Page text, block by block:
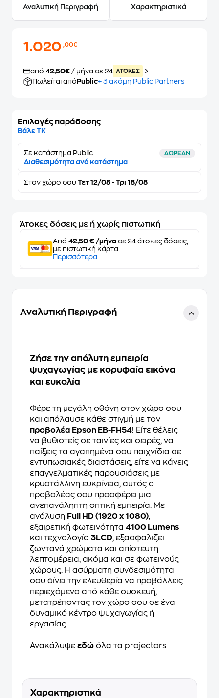
Αναλυτική Περιγραφή Χαρακτηριστικά
1.020,00€
από 42,50€ / μήνα σε 24 ATOKEΣ
Πωλείται από Public+ 3 ακόμη Public Partners
Επιλογές παράδοσης
Βάλε ΤΚ
Σε κατάστημα Public ΔΩΡΕΑΝ
Διαθεσιμότητα ανά κατάστημα
Στον χώρο σου Τετ 12/08 - Τρι 18/08
Άτοκες δόσεις με ή χωρίς πιστωτική
Από 42,50 € /μήνα σε 24 άτοκες δόσεις,
με πιστωτική κάρτα
Περισσότερα
Αναλυτική Περιγραφή
Ζήσε την απόλυτη εμπειρία
ψυχαγωγίας με κορυφαία εικόνα
και ευκολία
Φέρε τη μεγάλη οθόνη στον χώρο σου
και απόλαυσε κάθε στιγμή με τον
προβολέα Epson EB-FH54! Είτε θέλεις
να βυθιστείς σε ταινίες και σειρές, να
παίξεις τα αγαπημένα σου παιχνίδια σε
εντυπωσιακές διαστάσεις, είτε να κάνεις
επαγγελματικές παρουσιάσεις με
κρυστάλλινη ευκρίνεια, αυτός ο
προβολέας σου προσφέρει μια
ανεπανάληπτη οπτική εμπειρία. Με
ανάλυση Full HD (1920 x 1080),
εξαιρετική φωτεινότητα 4100 Lumens
και τεχνολογία 3LCD, εξασφαλίζει
ζωντανά χρώματα και απίστευτη
λεπτομέρεια, ακόμα και σε φωτεινούς
χώρους. Η ασύρματη συνδεσιμότητα
σου δίνει την ελευθερία να προβάλλεις
περιεχόμενο από κάθε συσκευή,
μετατρέποντας τον χώρο σου σε ένα
δυναμικό κέντρο ψυχαγωγίας ή
εργασίας.
Ανακάλυψε εδώ όλα τα projectors
Χαρακτηριστικά